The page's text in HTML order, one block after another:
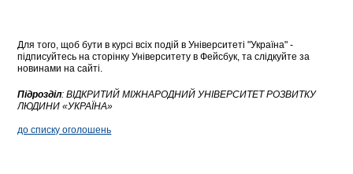
Для того, щоб бути в курсі всіх подій в Університеті "Україна" -
підписуйтесь на сторінку Університету в Фейсбук, та слідкуйте за
новинами на сайті.
Підрозділ:ВІДКРИТИЙ МІЖНАРОДНИЙ УНІВЕРСИТЕТ РОЗВИТКУ
ЛЮДИНИ «УКРАЇНА»
до списку оголошень